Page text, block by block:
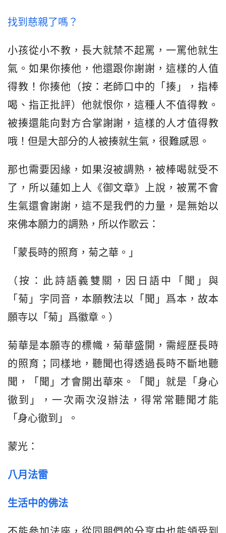
找到慈親了嗎？
小孩從小不教，長大就禁不起罵，一罵他就生
氣。如果你揍他，他還跟你謝謝，這樣的人值
得教！你揍他（按：老師口中的「揍」，指棒
喝、指正批評）他就恨你，這種人不值得教。
被揍還能向對方合掌謝謝，這樣的人才值得教
哦！但是大部分的人被揍就生氣，很難感恩。
那也需要因緣，如果沒被調熟，被棒喝就受不
了，所以蓮如上人《御文章》上說，被罵不會
生氣還會謝謝，這不是我們的力量，是無始以
來佛本願力的調熟，所以作歌云：
「蒙長時的照育，菊之華。」
（按：此詩語義雙關，因日語中「聞」與
「菊」字同音，本願教法以「聞」爲本，故本
願寺以「菊」爲徽章。）
菊華是本願寺的標幟，菊華盛開，需經歷長時
的照育；同樣地，聽聞也得透過長時不斷地聽
聞，「聞」才會開出華來。「聞」就是「身心
徹到」，一次兩次沒辦法，得常常聽聞才能
「身心徹到」。
蒙光：
八月法雷
生活中的佛法